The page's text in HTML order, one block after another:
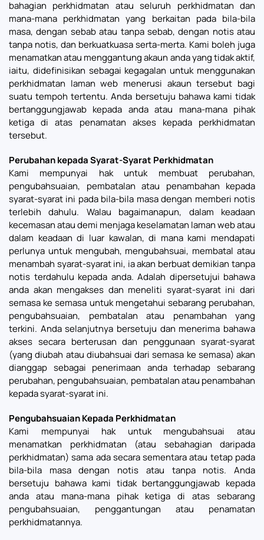
bahagian perkhidmatan atau seluruh perkhidmatan dan
mana-mana perkhidmatan yang berkaitan pada bila-bila
masa, dengan sebab atau tanpa sebab, dengan notis atau
tanpa notis, dan berkuatkuasa serta-merta. Kami boleh juga
menamatkan atau menggantung akaun anda yang tidak aktif,
iaitu, didefinisikan sebagai kegagalan untuk menggunakan
perkhidmatan laman web menerusi akaun tersebut bagi
suatu tempoh tertentu. Anda bersetuju bahawa kami tidak
bertanggungjawab kepada anda atau mana-mana pihak
ketiga di atas penamatan akses kepada perkhidmatan
tersebut.
Perubahan kepada Syarat-Syarat Perkhidmatan
Kami mempunyai hak untuk membuat perubahan,
pengubahsuaian, pembatalan atau penambahan kepada
syarat-syarat ini pada bila-bila masa dengan memberi notis
terlebih dahulu. Walau bagaimanapun, dalam keadaan
kecemasan atau demi menjaga keselamatan laman web atau
dalam keadaan di luar kawalan, di mana kami mendapati
perlunya untuk mengubah, mengubahsuai, membatal atau
menambah syarat-syarat ini, ia akan berbuat demikian tanpa
notis terdahulu kepada anda. Adalah dipersetujui bahawa
anda akan mengakses dan meneliti syarat-syarat ini dari
semasa ke semasa untuk mengetahui sebarang perubahan,
pengubahsuaian, pembatalan atau penambahan yang
terkini. Anda selanjutnya bersetuju dan menerima bahawa
akses secara berterusan dan penggunaan syarat-syarat
(yang diubah atau diubahsuai dari semasa ke semasa) akan
dianggap sebagai penerimaan anda terhadap sebarang
perubahan, pengubahsuaian, pembatalan atau penambahan
kepada syarat-syarat ini.
Pengubahsuaian Kepada Perkhidmatan
Kami mempunyai hak untuk mengubahsuai atau
menamatkan perkhidmatan (atau sebahagian daripada
perkhidmatan) sama ada secara sementara atau tetap pada
bila-bila masa dengan notis atau tanpa notis. Anda
bersetuju bahawa kami tidak bertanggungjawab kepada
anda atau mana-mana pihak ketiga di atas sebarang
pengubahsuaian, penggantungan atau penamatan
perkhidmatannya.